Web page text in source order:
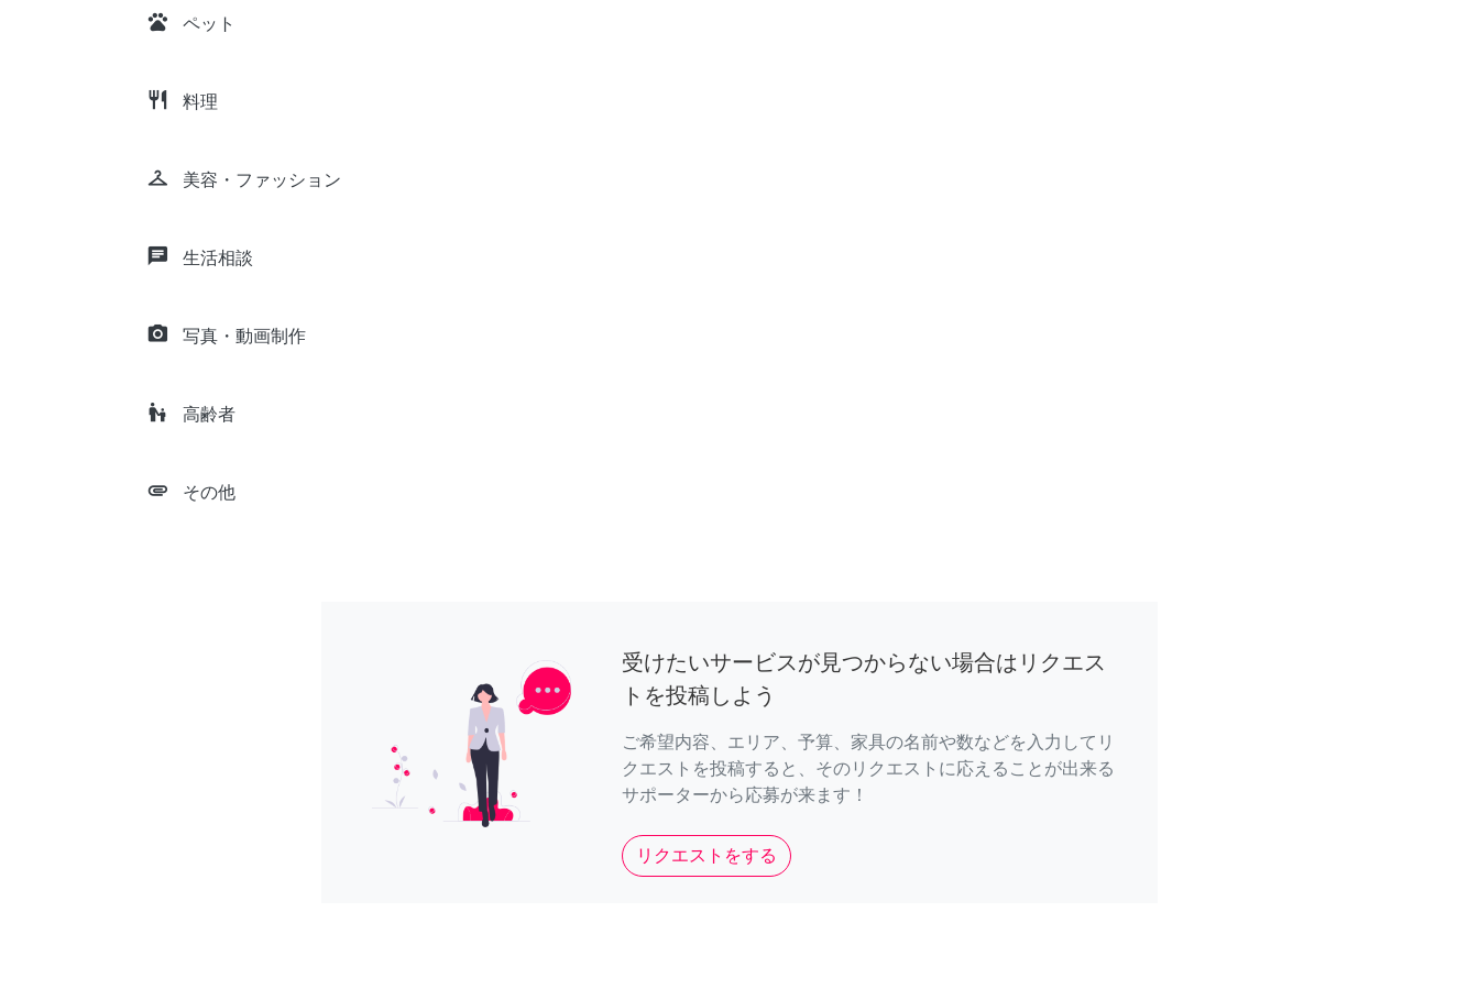
pets ペット
restaurant 料理
checkroom 美容・ファッション
chat 生活相談
camera_alt 写真・動画制作
escalator_warning 高齢者
attachment その他
受けたいサービスが見つからない場合はリクエス
トを投稿しよう
ご希望内容、エリア、予算、家具の名前や数などを入力してリ
クエストを投稿すると、そのリクエストに応えることが出来る
サポーターから応募が来ます！
リクエストをする